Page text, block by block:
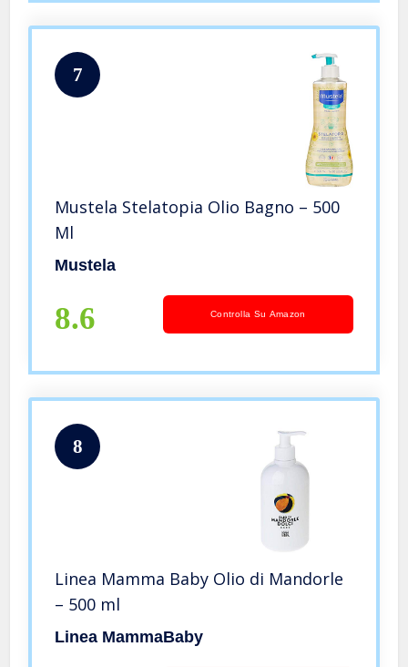
7
Mustela Stelatopia Olio Bagno – 500
Ml
Mustela
8.6 Controlla Su Amazon
8
Linea Mamma Baby Olio di Mandorle
– 500 ml
Linea MammaBaby